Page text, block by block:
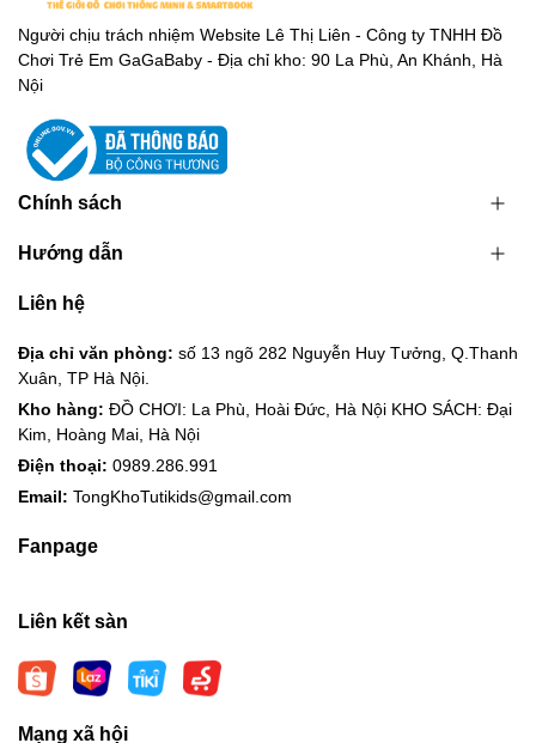
Người chịu trách nhiệm Website Lê Thị Liên - Công ty TNHH Đồ
Chơi Trẻ Em GaGaBaby - Địa chỉ kho: 90 La Phù, An Khánh, Hà
Nội
Chính sách
Hướng dẫn
Liên hệ
Địa chỉ văn phòng: số 13 ngõ 282 Nguyễn Huy Tưởng, Q.Thanh
Xuân, TP Hà Nội.
Kho hàng: ĐỒ CHƠI: La Phù, Hoài Đức, Hà Nội KHO SÁCH: Đại
Kim, Hoàng Mai, Hà Nội
Điện thoại: 0989.286.991
Email: TongKhoTutikids@gmail.com
Fanpage
Liên kết sàn
Mạng xã hội